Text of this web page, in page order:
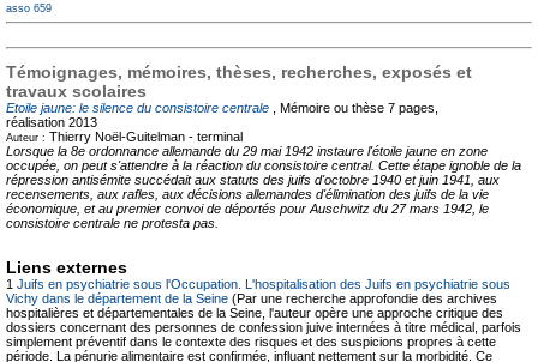
asso 659
Témoignages, mémoires, thèses, recherches, exposés et
travaux scolaires
Etoile jaune: le silence du consistoire centrale , Mémoire ou thèse 7 pages,
réalisation 2013
Auteur : Thierry Noël-Guitelman - terminal
Lorsque la 8e ordonnance allemande du 29 mai 1942 instaure l'étoile jaune en zone
occupée, on peut s'attendre à la réaction du consistoire central. Cette étape ignoble de la
répression antisémite succédait aux statuts des juifs d'octobre 1940 et juin 1941, aux
recensements, aux rafles, aux décisions allemandes d'élimination des juifs de la vie
économique, et au premier convoi de déportés pour Auschwitz du 27 mars 1942, le
consistoire centrale ne protesta pas.
Liens externes
1 Juifs en psychiatrie sous l'Occupation. L'hospitalisation des Juifs en psychiatrie sous
Vichy dans le département de la Seine (Par une recherche approfondie des archives
hospitalières et départementales de la Seine, l'auteur opère une approche critique des
dossiers concernant des personnes de confession juive internées à titre médical, parfois
simplement préventif dans le contexte des risques et des suspicions propres à cette
période. La pénurie alimentaire est confirmée, influant nettement sur la morbidité. Ce